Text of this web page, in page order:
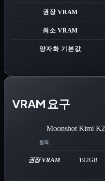
권장 VRAM
최소 VRAM
양자화 기본값
VRAM 요구
Moonshot Kimi
항목
권장 VRAM 192GB